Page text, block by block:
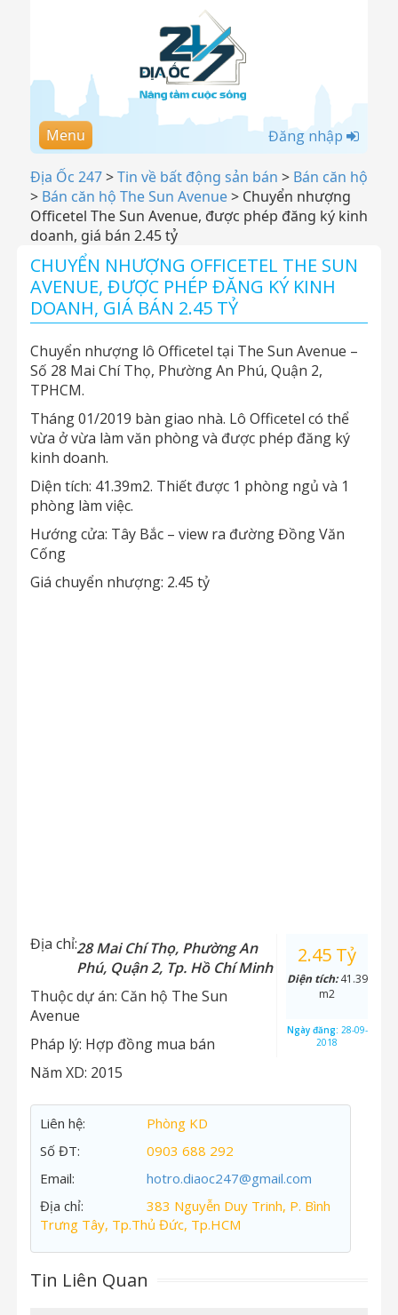
Menu Đăng nhập
Địa Ốc 247>Tin về bất động sản bán > Bán căn hộ
> Bán căn hộ The Sun Avenue> Chuyển nhượng
Officetel The Sun Avenue, được phép đăng ký kinh
doanh, giá bán 2.45 tỷ
CHUYỂN NHƯỢNG OFFICETEL THE SUN
AVENUE, ĐƯỢC PHÉP ĐĂNG KÝ KINH
DOANH, GIÁ BÁN 2.45 TỶ
Chuyển nhượng lô Officetel tại The Sun Avenue –
Số 28 Mai Chí Thọ, Phường An Phú, Quận 2,
TPHCM.
Tháng 01/2019 bàn giao nhà. Lô Officetel có thể
vừa ở vừa làm văn phòng và được phép đăng ký
kinh doanh.
Diện tích: 41.39m2. Thiết được 1 phòng ngủ và 1
phòng làm việc.
Hướng cửa: Tây Bắc – view ra đường Đồng Văn
Cống
Giá chuyển nhượng: 2.45 tỷ
Địa chỉ:28 Mai Chí Thọ, Phường An
Phú, Quận 2, Tp. Hồ Chí Minh
Thuộc dự án: Căn hộ The Sun
Avenue
Pháp lý: Hợp đồng mua bán
Năm XD: 2015
2.45 Tỷ
Diện tích:41.39
m2
Ngày đăng: 28-09-
2018
Liên hệ:
Phòng KD
Số ĐT:
0903 688 292
Email:
hotro.diaoc247@gmail.com
Địa chỉ:
383 Nguyễn Duy Trinh, P. Bình
Trưng Tây, Tp.Thủ Đức, Tp.HCM
Tin Liên Quan